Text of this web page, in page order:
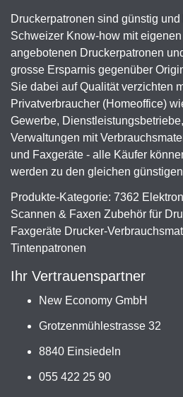
Druckerpatronen sind günstig
Schweizer Know-how mit
angebotenen Druckerpatronen
grosse Ersparnis gegenüber
Sie dabei auf Qualität verzichten
Privatverbraucher (Homeoffice)
Gewerbe,
Verwaltungen mit
und Faxgeräte - alle Käufer
werden zu den gleichen
Produkte-Kategorie: 7362
Scannen & Faxen Zubehör für
Faxgeräte Drucker-
Tintenpatronen
Ihr Vertrauenspartner
New Economy GmbH
Grotzenmühlestrasse 32
8840 Einsiedeln
055 422 25 90